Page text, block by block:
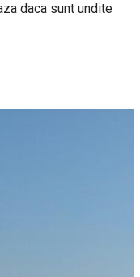
daca sunt undite